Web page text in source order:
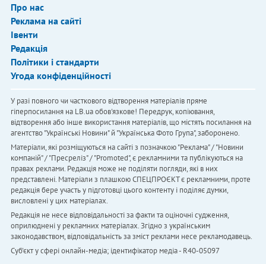
Про нас
Реклама на сайті
Івенти
Редакція
Політики і стандарти
Угода конфіденційності
У разі повного чи часткового відтворення матеріалів пряме
гіперпосилання на LB.ua обов'язкове! Передрук, копіювання,
відтворення або інше використання матеріалів, що містять посилання на
агентство "Українськi Новини" й "Українська Фото Група", заборонено.
Матеріали, які розміщуються на сайті з позначкою "Реклама" / "Новини
компаній" / "Пресреліз" / "Promoted", є рекламними та публікуються на
правах реклами. Редакція може не поділяти погляди, які в них
представлені. Матеріали з плашкою СПЕЦПРОЄКТ є рекламними, проте
редакція бере участь у підготовці цього контенту і поділяє думки,
висловлені у цих матеріалах.
Редакція не несе відповідальності за факти та оціночні судження,
оприлюднені у рекламних матеріалах. Згідно з українським
законодавством, відповідальність за зміст реклами несе рекламодавець.
Cуб'єкт у сфері онлайн-медіа; ідентифікатор медіа - R40-05097